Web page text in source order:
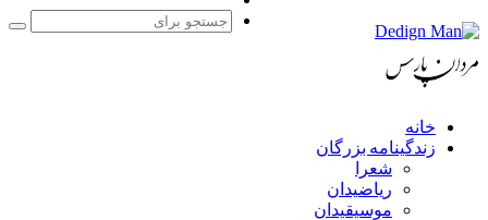
خانه
زندگینامه بزرگان
شعرا
ریاضیدان
موسیقیدان